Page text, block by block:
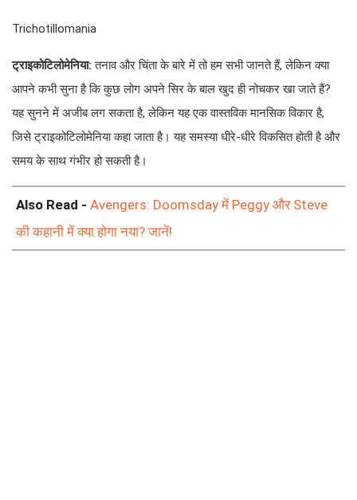
Trichotillomania
ट्राइकोटिलोमेनिया: तनाव और चिंता के बारे में तो हम सभी जानते हैं, लेकिन क्या
आपने कभी सुना है कि कुछ लोग अपने सिर के बाल खुद ही नोचकर खा जाते हैं?
यह सुनने में अजीब लग सकता है, लेकिन यह एक वास्तविक मानसिक विकार है,
जिसे ट्राइकोटिलोमेनिया कहा जाता है। यह समस्या धीरे-धीरे विकसित होती है और
समय के साथ गंभीर हो सकती है।
Also Read - Avengers: Doomsday में Peggy और Steve
की कहानी में क्या होगा नया? जानें!